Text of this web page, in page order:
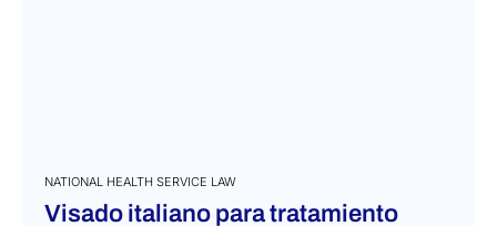
NATIONAL HEALTH SERVICE LAW
Visado italiano para tratamiento